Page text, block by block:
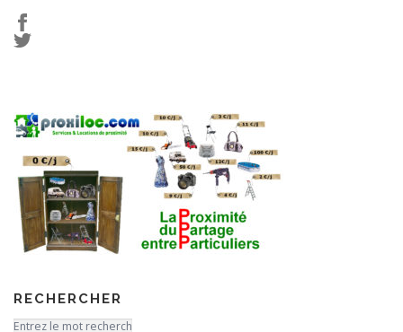
RECHERCHER